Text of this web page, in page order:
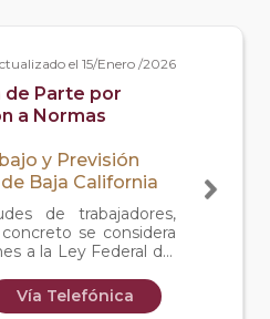
el 15/Enero /2026
de Parte por
a Normas
y Previsión
Baja California
de trabajadores,
se considera
a la Ley Federal del
no se le pague
horas extras,
Vía Telefónica